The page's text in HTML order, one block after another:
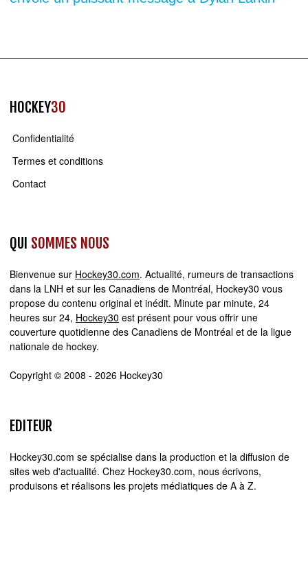
HOCKEY30
Confidentialité
Termes et conditions
Contact
QUI SOMMES NOUS
Bienvenue sur Hockey30.com. Actualité, rumeurs de transactions
dans la LNH et sur les Canadiens de Montréal, Hockey30 vous
propose du contenu original et inédit. Minute par minute, 24
heures sur 24, Hockey30 est présent pour vous offrir une
couverture quotidienne des Canadiens de Montréal et de la ligue
nationale de hockey.
Copyright © 2008 - 2026 Hockey30
EDITEUR
Hockey30.com se spécialise dans la production et la diffusion de
sites web d'actualité. Chez Hockey30.com, nous écrivons,
produisons et réalisons les projets médiatiques de A à Z.